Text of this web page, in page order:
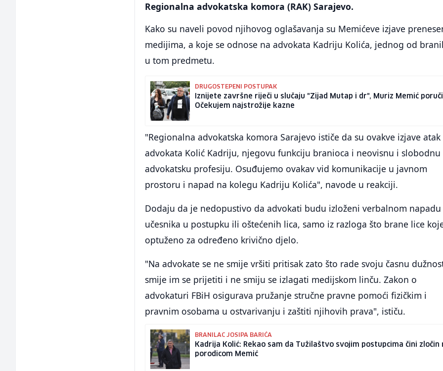
Regionalna advokatska komora (RAK) Sarajevo.
Kako su naveli povod njihovog oglašavanja su Memićeve izjave
medijima, a koje se odnose na advokata Kadriju Kolića, jednog od
u tom predmetu.
DRUGOSTEPENI POSTUPAK
Iznijete završne riječi u slučaju "Zijad Mutap i dr", Muriz Memić
Očekujem najstrožije kazne
"Regionalna advokatska komora Sarajevo ističe da su ovakve izjave atak
advokata Kolić Kadriju, njegovu funkciju branioca i neovisnu i slobodnu
advokatsku profesiju. Osuđujemo ovakav vid komunikacije u javnom
prostoru i napad na kolegu Kadriju Kolića", navode u reakciji.
Dodaju da je nedopustivo da advokati budu izloženi verbalnom napadu
učesnika u postupku ili oštećenih lica, samo iz razloga što brane lice
optuženo za određeno krivično djelo.
"Na advokate se ne smije vršiti pritisak zato što rade svoju časnu
smije im se prijetiti i ne smiju se izlagati medijskom linču. Zakon o
advokaturi FBiH osigurava pružanje stručne pravne pomoći fizičkim i
pravnim osobama u ostvarivanju i zaštiti njihovih prava", ističu.
BRANILAC JOSIPA BARIĆA
Kadrija Kolić: Rekao sam da Tužilaštvo svojim postupcima čini zločin
porodicom Memić